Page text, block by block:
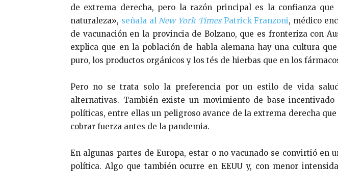
de extrema derecha, pero la razón principal es la confianza
naturaleza», señala al New York TimesPatrick Franzoni, médico
de vacunación en la provincia de Bolzano, que es fronteriza con
explica que en la población de habla alemana hay una cultura
puro, los productos orgánicos y los tés de hierbas que en los
Pero no se trata solo la preferencia por un estilo de vida
alternativas. También existe un movimiento de base
políticas, entre ellas un peligroso avance de la extrema derecha
cobrar fuerza antes de la pandemia.
En algunas partes de Europa, estar o no vacunado se convirtió en
política. Algo que también ocurre en EEUU y, con menor